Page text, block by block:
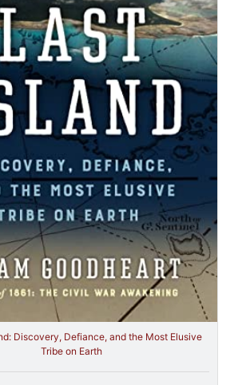
Discovery, Defiance, and the Most Elusive
Tribe on Earth